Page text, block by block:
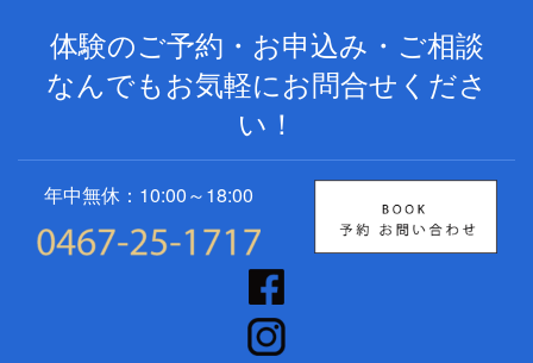
体験のご予約・お申込み・ご相談
なんでもお気軽にお問合せくださ
い！
年中無休：10:00～18:00